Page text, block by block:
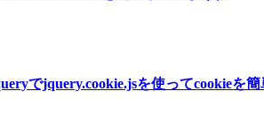
でjquery.cookie.jsを使ってcookieを簡